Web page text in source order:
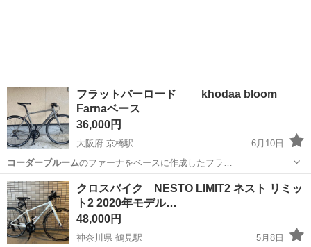
フラットバーロード khodaa bloom
Farnaベース
36,000円
大阪府 京橋駅
6月10日
コーダーブルームのファーナをベースに作成したフラ…
大阪 大阪市 ロードバイク フラットバーロード
クロスバイク NESTO LIMIT2 ネスト リミッ
ト2 2020年モデル…
48,000円
神奈川県 鶴見駅
5月8日